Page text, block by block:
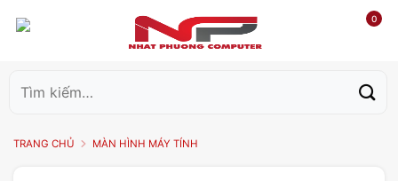
0
kiếm:
TRANG CHỦ MÀN HÌNH MÁY TÍNH